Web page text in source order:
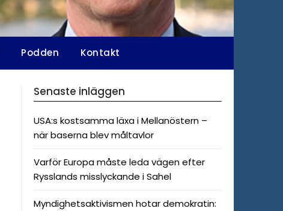
Podden Kontakt
Senaste inläggen
USA:s kostsamma läxa i Mellanöstern –
när baserna blev måltavlor
Varför Europa måste leda vägen efter
Rysslands misslyckande i Sahel
Myndighetsaktivismen hotar demokratin: